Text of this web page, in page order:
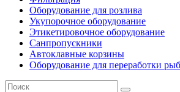
Оборудование для розлива
Укупорочное оборудование
Этикетировочное оборудование
Санпропускники
Автоклавные корзины
Оборудование для переработки